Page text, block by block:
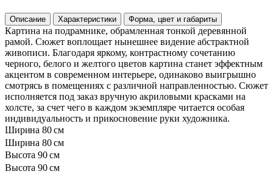
Описание Характеристики Форма, цвет и габариты
Картина на подрамнике, обрамленная тонкой деревянной
рамой. Сюжет воплощает нынешнее видение абстрактной
живописи. Благодаря яркому, контрастному сочетанию
черного, белого и желтого цветов картина станет эффектным
акцентом в современном интерьере, одинаково выигрышно
смотрясь в помещениях с различной направленностью. Сюжет
исполняется под заказ вручную акриловыми красками на
холсте, за счет чего в каждом экземпляре читается особая
индивидуальность и прикосновение руки художника.
Ширина 80 см
Ширина 80 см
Высота 90 см
Высота 90 см